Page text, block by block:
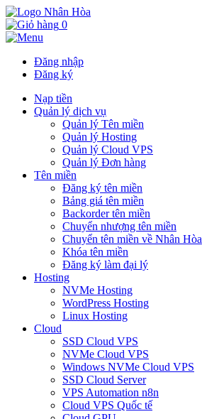
0
Đăng nhập
Đăng ký
Nạp tiền
Quản lý dịch vụ
Quản lý Tên miền
Quản lý Hosting
Quản lý Cloud VPS
Quản lý Đơn hàng
Tên miền
Đăng ký tên miền
Bảng giá tên miền
Backorder tên miền
Chuyển nhượng tên miền
Chuyển tên miền về Nhân Hòa
Khóa tên miền
Đăng ký làm đại lý
Hosting
NVMe Hosting
WordPress Hosting
Linux Hosting
Cloud
SSD Cloud VPS
NVMe Cloud VPS
Windows NVMe Cloud VPS
SSD Cloud Server
VPS Automation n8n
Cloud VPS Quốc tế